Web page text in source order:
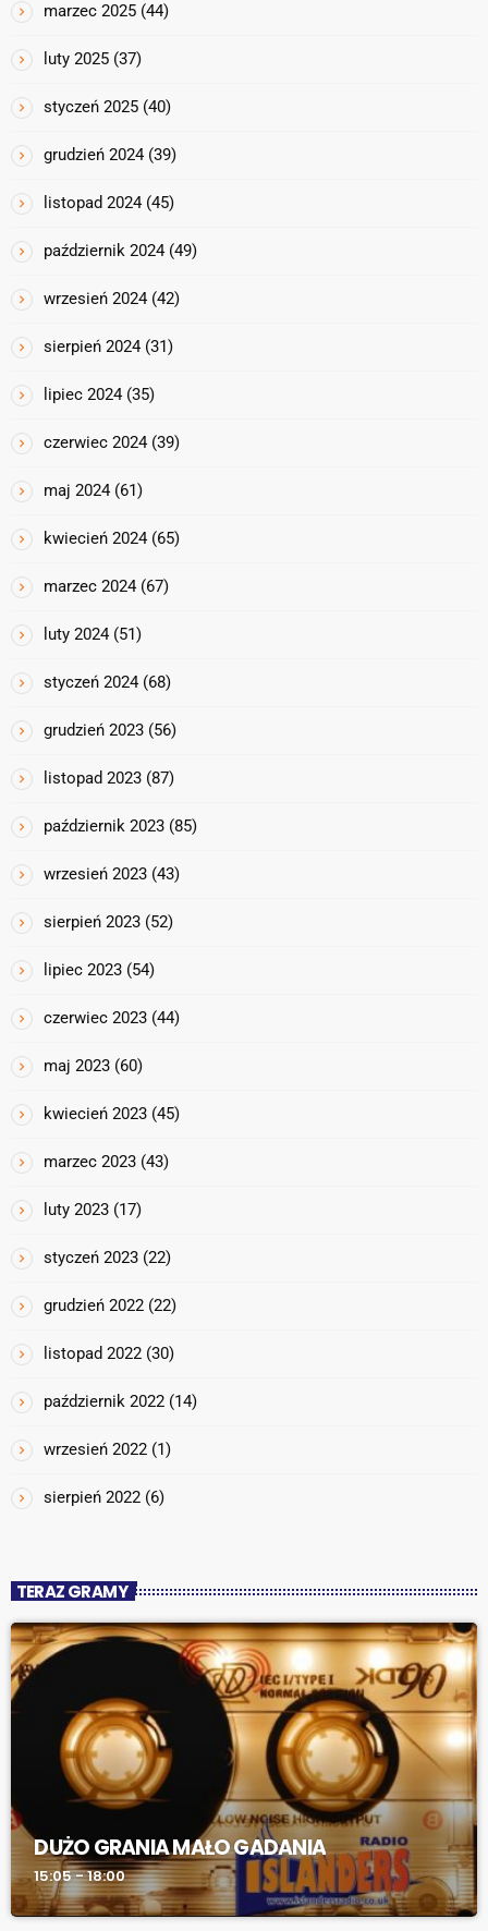
marzec 2025 (44)
luty 2025 (37)
styczeń 2025 (40)
grudzień 2024 (39)
listopad 2024 (45)
październik 2024 (49)
wrzesień 2024 (42)
sierpień 2024 (31)
lipiec 2024 (35)
czerwiec 2024 (39)
maj 2024 (61)
kwiecień 2024 (65)
marzec 2024 (67)
luty 2024 (51)
styczeń 2024 (68)
grudzień 2023 (56)
listopad 2023 (87)
październik 2023 (85)
wrzesień 2023 (43)
sierpień 2023 (52)
lipiec 2023 (54)
czerwiec 2023 (44)
maj 2023 (60)
kwiecień 2023 (45)
marzec 2023 (43)
luty 2023 (17)
styczeń 2023 (22)
grudzień 2022 (22)
listopad 2022 (30)
październik 2022 (14)
wrzesień 2022 (1)
sierpień 2022 (6)
TERAZ GRAMY
DUŻO GRANIA MAŁO GADANIA
15:05 - 18:00